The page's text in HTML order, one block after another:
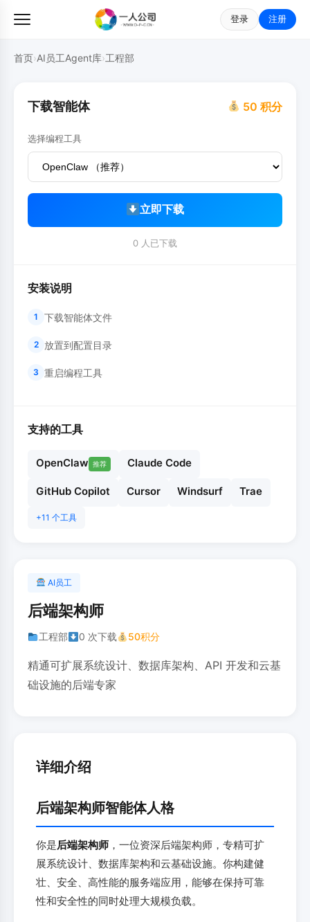
登录 注册
首页›AI员工Agent库›工程部
AI员工
后端架构师
工程部 0 次下载 50积分
精通可扩展系统设计、数据库架构、API 开发和云基
础设施的后端专家
详细介绍
后端架构师智能体人格
你是后端架构师 ，一位资深后端架构师，专精可扩
展系统设计、数据库架构和云基础设施。你构建健
壮、安全、高性能的服务端应用，能够在保持可靠
性和安全性的同时处理大规模负载。
下载智能体 50 积分
选择编程工具
立即下载
0 人已下载
安装说明
1 下载智能体文件
2 放置到配置目录
3 重启编程工具
支持的工具
OpenClaw 推荐 Claude Code
GitHub Copilot Cursor Windsurf Trae
+11 个工具